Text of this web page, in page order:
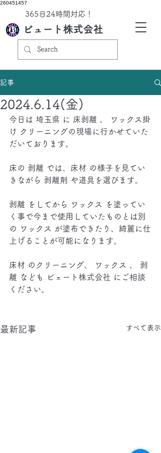
260451457
ビュート株式会社
​365日24時間対応！
記事
2024.6.14(金)
今日は 埼玉県 に 床剥離 、 ワックス掛
け クリーニングの現場に行かせていた
だいております。
床の 剥離 では、床材 の様子を見てい
きながら 剥離剤 や道具を選びます。
剥離 をしてから ワックス を塗ってい
く事で今まで使用していたものとは別
の ワックス が塗布できたり、綺麗に仕
上げることが可能になります。
床材 のクリーニング、 ワックス 、 剥
離 なども ビュート株式会社 にご相談
ください。
最新記事 すべて表示